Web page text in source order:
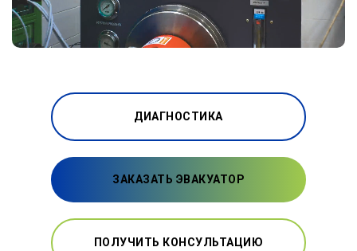
ДИАГНОСТИКА
ЗАКАЗАТЬ ЭВАКУАТОР
ПОЛУЧИТЬ КОНСУЛЬТАЦИЮ